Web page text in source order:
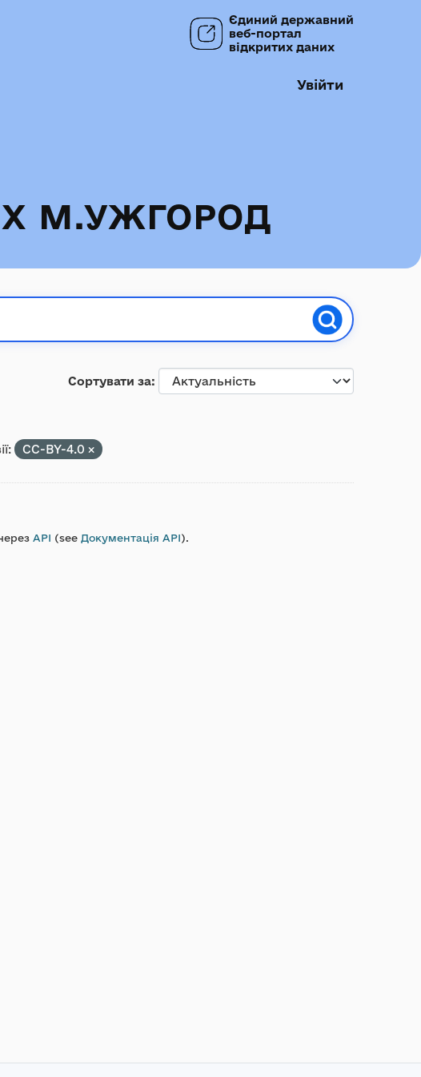
Єдиний державний
веб-портал
відкритих даних
Увійти
М.УЖГОРОД
Сортувати за
CC-BY-4.0
API (see Документація API).